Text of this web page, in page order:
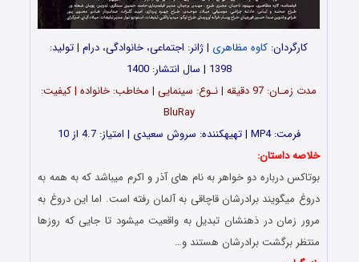
کارگردان: کاوه مظاهری | ژانر: اجتماعی، خانوادگی، درام | تولید:
1398 | سال انتشار: 1400
مدت زمـان: 97 دقیقه | نـوع: سینمایی | مخاطب: خانواده | کیفیت:
BluRay
فرمت: MP4 | تهیه‎کننده: سروش سعیدی | امتیاز: 4.7 از 10
خلاصه داستان:
بوتاکس درباره دو خواهر به نام های آذر و اکرم میباشد که به همه به
دروغ میگویند برادرشان قاچاقی به آلمان رفته است. اما این دروغ به
مرور زمان در ذهنشان تبدیل به واقعیت میشود تا جایی که روزها
منتظر برگشت برادرشان هستند و…